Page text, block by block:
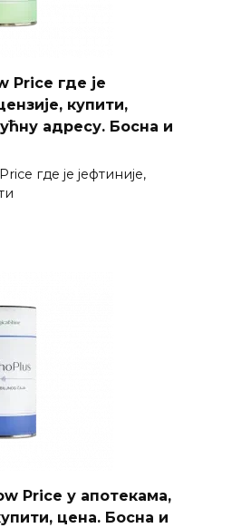
Price где је
купити,
адресу. Босна и
где је јефтиније,
Price у апотекама,
цена. Босна и